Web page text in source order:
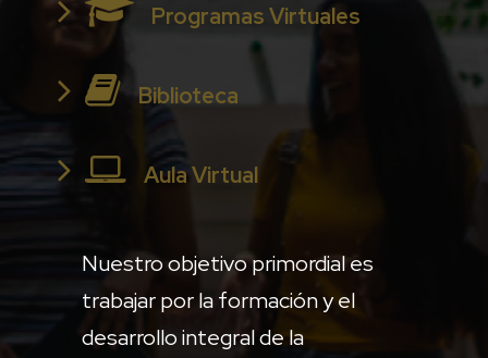
Programas Virtuales
Biblioteca
Aula Virtual
Nuestro objetivo primordial es
trabajar por la formación y el
desarrollo integral de la